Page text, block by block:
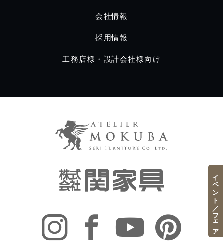
会社情報
採用情報
工務店様・設計会社様向け
イベント／フェア